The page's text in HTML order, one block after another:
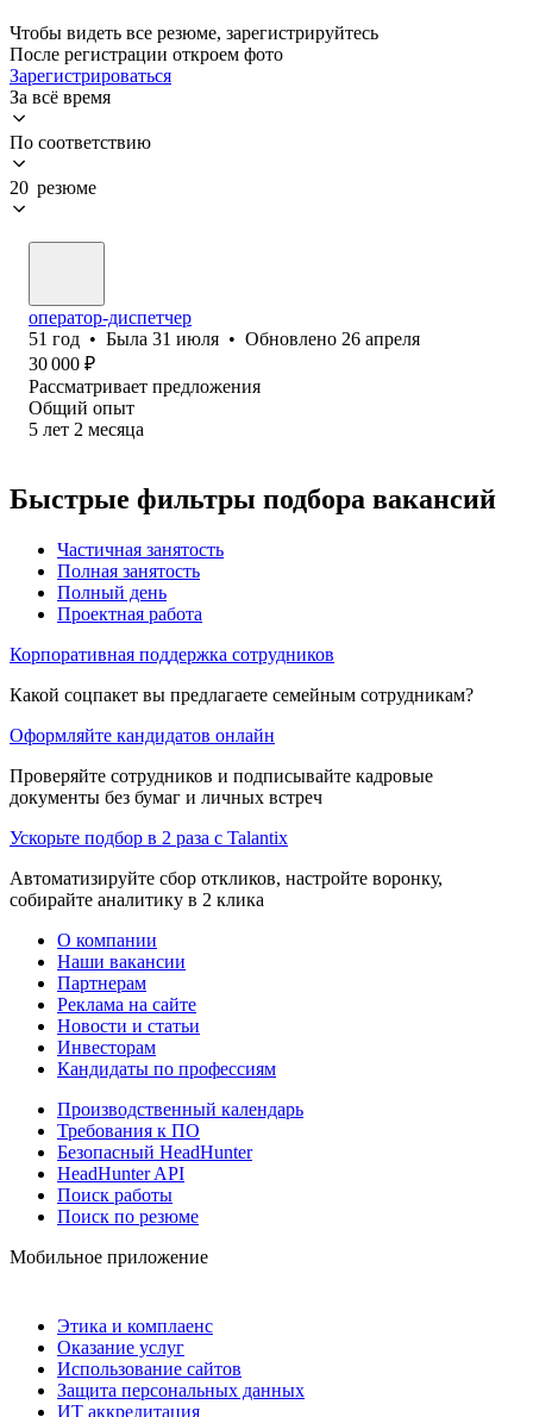
Чтобы видеть все резюме, зарегистрируйтесь
После регистрации откроем фото
Зарегистрироваться
За всё время
По соответствию
20 резюме
оператор-диспетчер
51 год • Была 31 июля • Обновлено 26 апреля
30 000 ₽
Рассматривает предложения
Общий опыт
5 лет 2 месяца
Быстрые фильтры подбора вакансий
Частичная занятость
Полная занятость
Полный день
Проектная работа
Корпоративная поддержка сотрудников
Какой соцпакет вы предлагаете семейным сотрудникам?
Оформляйте кандидатов онлайн
Проверяйте сотрудников и подписывайте кадровые
документы без бумаг и личных встреч
Ускорьте подбор в 2 раза с Talantix
Автоматизируйте сбор откликов, настройте воронку,
собирайте аналитику в 2 клика
О компании
Наши вакансии
Партнерам
Реклама на сайте
Новости и статьи
Инвесторам
Кандидаты по профессиям
Производственный календарь
Требования к ПО
Безопасный HeadHunter
HeadHunter API
Поиск работы
Поиск по резюме
Мобильное приложение
Этика и комплаенс
Оказание услуг
Использование сайтов
Защита персональных данных
ИТ аккредитация